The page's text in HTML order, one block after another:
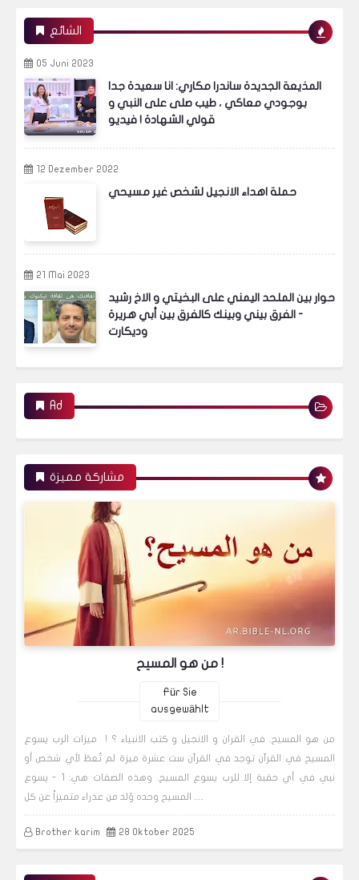
الشائع
05 Juni 2023
المذيعة الجديدة ساندرا مكاري: انا سعيدة جدا
بوجودي معاكي ، طيب صلى على النبي و
قولي الشهادة ! فيديو
12 Dezember 2022
حملة اهداء الانجيل لشخص غير مسيحي
21 Mai 2023
حوار بين الملحد اليمني على البخيتي و الاخ رشيد
- الفرق بيني وبينك كالفرق بين أبي هريرة
وديكارت
Ad
مشاركة مميزة
من هو المسيح !
Für Sie
ausgewählt
من هو المسيح. في القران و الانجيل و كتب الانبياء ؟ ! ميزات الرب يسوع
المسيح في القرآن توجد في القرآن ست عشرة ميزة لم تُعطَ لأي شخص أو
نبي في أي حقبة إلا للرب يسوع المسيح. وهذه الصفات هي: 1 - يسوع
Brother karim 28 Oktober 2025